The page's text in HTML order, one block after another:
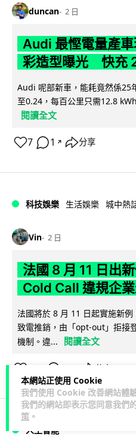
本網站正使用 Cookie
我們使用 Cookie 改善網站體
我們的網站即表示您同意我們
策 。
duncan 2 日
Audi 最慳電量產
彩造型曝光 快充
Audi 呢部新車，能耗竟然係
至0.24，每百公里只需12.8
閱讀全文
7 1 ↗ 分享
科技娛樂 生活娛樂 城中熱
Vin 2 日
法國 8 月 11 日出
Cold Call 違規企
法國將於 8 月 11 日起實施新
致電推銷，由「opt-out」拒接
機制。違...
閱讀全文
分享
人工智能